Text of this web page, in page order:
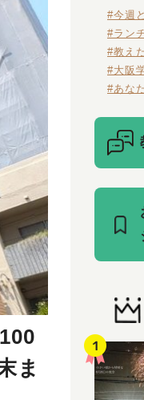
ま
#今週
#ラン
#教え
#大阪
#あな